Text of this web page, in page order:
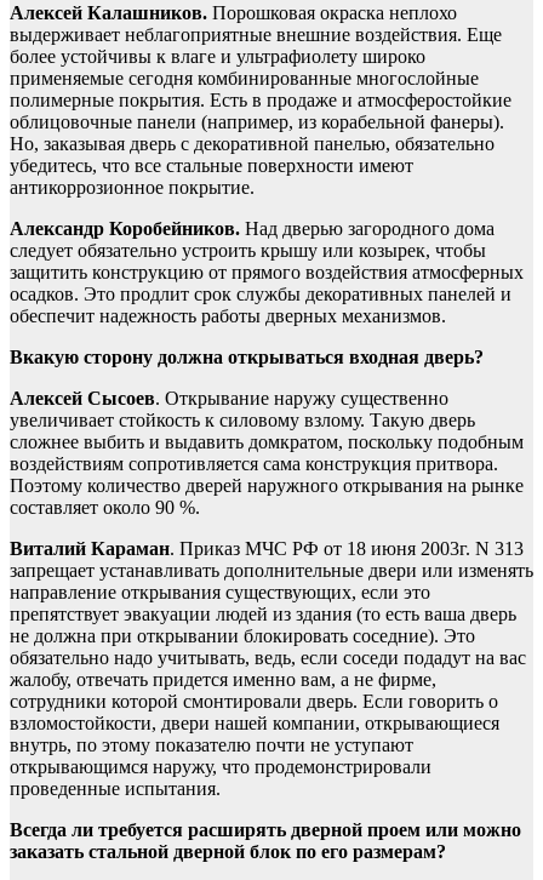
Алексей Калашников. Порошковая окраска неплохо
выдерживает неблагоприятные внешние воздействия. Еще
более устойчивы к влаге и ультрафиолету широко
применяемые сегодня комбинированные многослойные
полимерные покрытия. Есть в продаже и атмосферостойкие
облицовочные панели (например, из корабельной фанеры).
Но, заказывая дверь с декоративной панелью, обязательно
убедитесь, что все стальные поверхности имеют
антикоррозионное покрытие.
Александр Коробейников. Над дверью загородного дома
следует обязательно устроить крышу или козырек, чтобы
защитить конструкцию от прямого воздействия атмосферных
осадков. Это продлит срок службы декоративных панелей и
обеспечит надежность работы дверных механизмов.
Вкакую сторону должна открываться входная дверь?
Алексей Сысоев. Открывание наружу существенно
увеличивает стойкость к силовому взлому. Такую дверь
сложнее выбить и выдавить домкратом, поскольку подобным
воздействиям сопротивляется сама конструкция притвора.
Поэтому количество дверей наружного открывания на рынке
составляет около 90 %.
Виталий Караман. Приказ МЧС РФ от 18 июня 2003г. N 313
запрещает устанавливать дополнительные двери или изменять
направление открывания существующих, если это
препятствует эвакуации людей из здания (то есть ваша дверь
не должна при открывании блокировать соседние). Это
обязательно надо учитывать, ведь, если соседи подадут на вас
жалобу, отвечать придется именно вам, а не фирме,
сотрудники которой смонтировали дверь. Если говорить о
взломостойкости, двери нашей компании, открывающиеся
внутрь, по этому показателю почти не уступают
открывающимся наружу, что продемонстрировали
проведенные испытания.
Всегда ли требуется расширять дверной проем или можно
заказать стальной дверной блок по его размерам?